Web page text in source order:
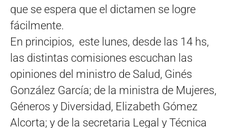
que se espera que el dictamen se logre
fácilmente.
En principios, este lunes, desde las 14 hs,
las distintas comisiones escuchan las
opiniones del ministro de Salud, Ginés
González García; de la ministra de Mujeres,
Géneros y Diversidad, Elizabeth Gómez
Alcorta; y de la secretaria Legal y Técnica